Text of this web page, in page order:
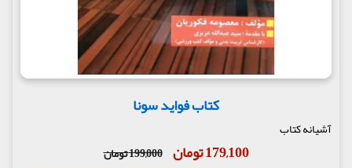
کتاب فواید سونا
آشیانه کتاب
179,100 تومان 199,000 تومان